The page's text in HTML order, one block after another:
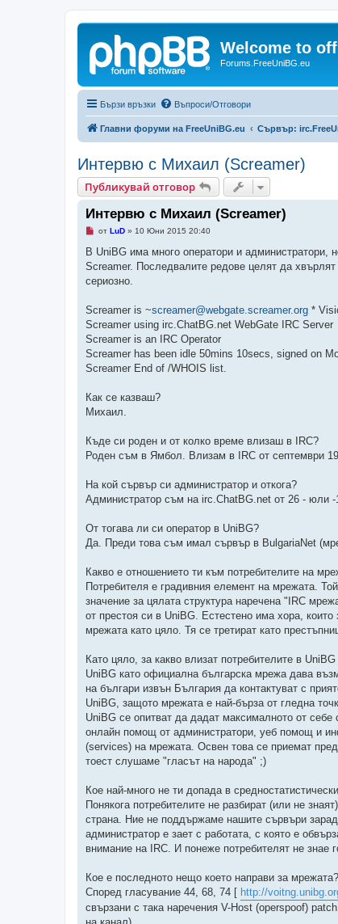
Welcome to
Forums.FreeUniBG.eu
Бързи връзки Въпроси/Отговори
Главни форуми на FreeUniBG.eu Сървър:
Интервю с Михаил (Screamer)
Публикувай отговор
Интервю с Михаил (Screamer)
Н
п
о
ч
е
е
о
м
е
н
от LuD» 10 Юни 2015 20:40
В UniBG има много оператори и администратори,
Screamer. Последвалите редове целят да
сериозно.
Screamer is ~screamer@webgate.screamer.org *
Screamer using irc.ChatBG.net WebGate IRC Server
Screamer is an IRC Operator
Screamer has been idle 50mins 10secs, signed on
Screamer End of /WHOIS list.
Как се казваш?
Михаил.
Къде си роден и от колко време влизаш в IRC?
Роден съм в Ямбол. Влизам в IRC от септември
На кой сървър си администратор и откога?
Администратор съм на irc.ChatBG.net от 26 - юли
От тогава ли си оператор в UniBG?
Да. Преди това съм имал сървър в BulgariaNet
Какво е отношението ти към потребителите на
Потребителя е градивния елемент на мрежата.
значение за цялата структура наречена "IRC
от престоя си в UniBG. Естестено има хора, които
мрежата като цяло. Тя се третират като
Като цяло, за какво влизат потребителите в
UniBG като официална българска мрежа дава
на българи извън България да контактуват с
UniBG, защото мрежата е най-бърза от гледна
UniBG се опитват да дадат максималното от
онлайн помощ от администратори, уеб помощ и
(services) на мрежата. Освен това се приемат
тоест слушаме "гласът на народа" ;)
Кое най-много не ти допада в
Понякога потребитeлите не разбират (или не
страна. Ние не поддържаме нашите сървъри
администратор е зает с работата, с която е
внимание на IRC. И понеже потребителят не знае
Кое е последното нещо което направи за мрежата?
Според гласувание 44, 68, 74 [ http://
свързани с така наречения V-Host (operspoof)